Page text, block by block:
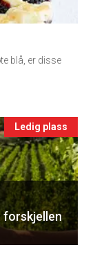
×
fra
å få
blå, er disse
Ledig plass
forskjellen